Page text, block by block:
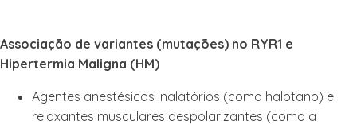
Associação de variantes (mutações) no RYR1 e
Hipertermia Maligna (HM)
Agentes anestésicos inalatórios (como halotano) e
relaxantes musculares despolarizantes (como a